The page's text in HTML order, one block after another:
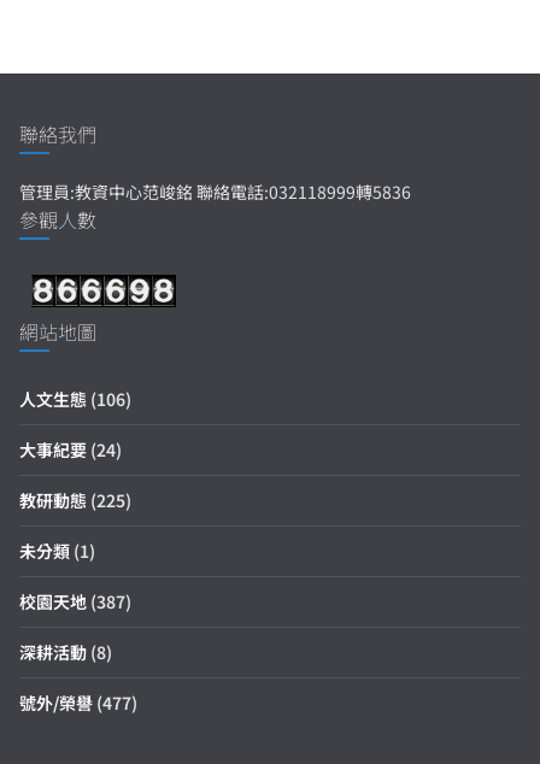
聯絡我們
管理員:教資中心范峻銘 聯絡電話:032118999轉5836
參觀人數
網站地圖
人文生態 (106)
大事紀要 (24)
教研動態 (225)
未分類 (1)
校園天地 (387)
深耕活動 (8)
號外/榮譽 (477)